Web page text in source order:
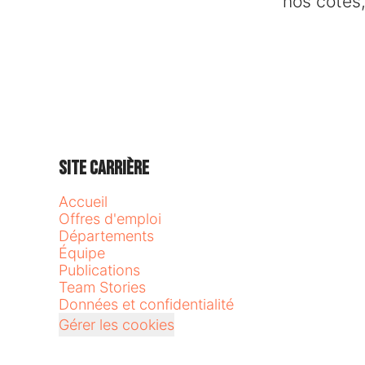
Site carrière
Accueil
Offres d'emploi
Départements
Équipe
Publications
Team Stories
Données et confidentialité
Gérer les cookies